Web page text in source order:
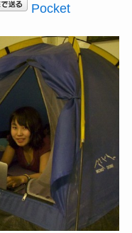
Pocket